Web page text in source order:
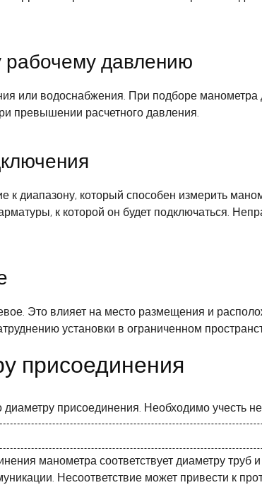
давлению
или водоснабжения. При подборе манометра
превышении расчетного давления.
диапазону, который способен измерить
к которой он будет подключаться.
Это влияет на место размещения и
установки в ограниченном
присоединения
присоединения. Необходимо учесть
манометра соответствует диаметру
Несоответствие может привести к